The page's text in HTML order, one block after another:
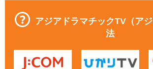
アジアドラマチックTV（ア
法